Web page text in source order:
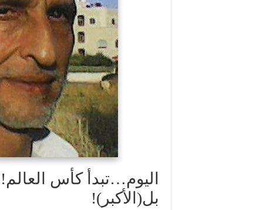
اليوم…تبدأ كأس
بل(الأكبر)!